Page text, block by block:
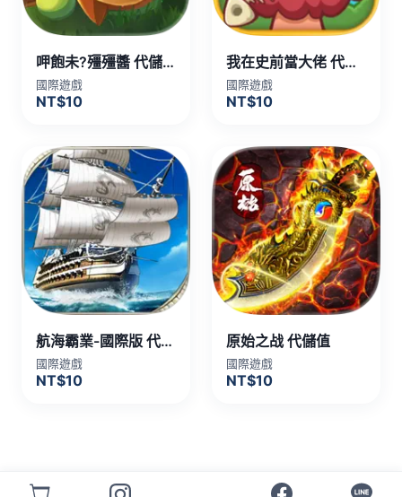
呷飽未?殭殭醬 代儲值
國際遊戲
NT$10
我在史前當大佬 代儲值
國際遊戲
NT$10
航海霸業-國際版 代儲值
國際遊戲
NT$10
原始之战 代儲值
國際遊戲
NT$10